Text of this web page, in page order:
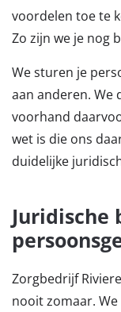
voordelen toe te
Zo zijn we je nog
We sturen je
aan anderen. We
voorhand
wet is die ons
duidelijke
Juridische
Zorgbedrijf
nooit zomaar.